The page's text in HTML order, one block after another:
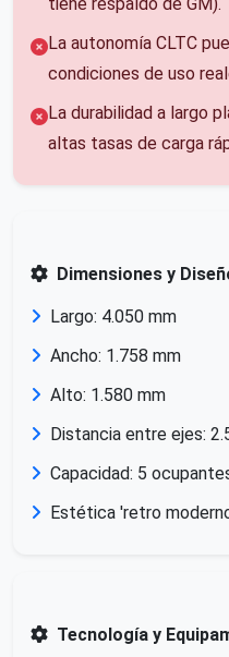
La autonomía CLTC
condiciones de uso
La durabilidad a largo
altas tasas de carga
Dimensiones y
Largo: 4.050 mm
Ancho: 1.758 mm
Alto: 1.580 mm
Distancia entre ejes:
Capacidad: 5
Estética 'retro
Tecnología y